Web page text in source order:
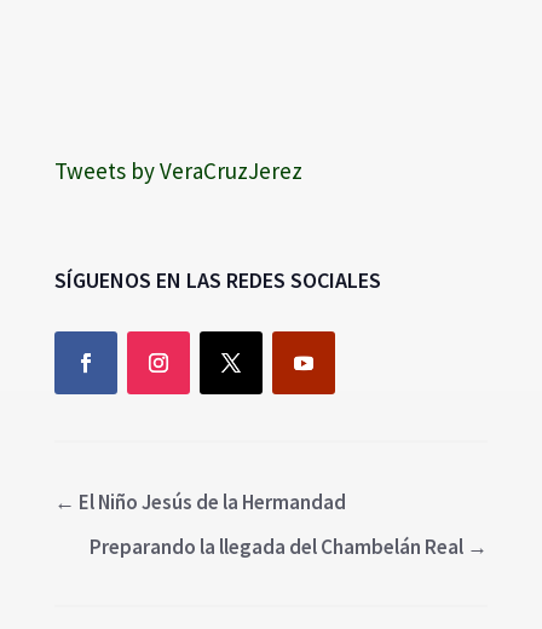
Tweets by VeraCruzJerez
SÍGUENOS EN LAS REDES SOCIALES
← El Niño Jesús de la Hermandad
Preparando la llegada del Chambelán Real →